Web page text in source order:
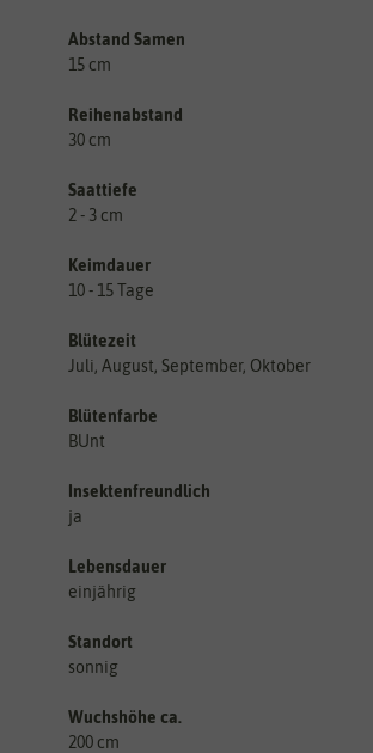
Abstand Samen
15 cm
Reihenabstand
30 cm
Saattiefe
2 - 3 cm
Keimdauer
10 - 15 Tage
Blütezeit
Juli, August, September, Oktober
Blütenfarbe
BUnt
Insektenfreundlich
ja
Lebensdauer
einjährig
Standort
sonnig
Wuchshöhe ca.
200 cm